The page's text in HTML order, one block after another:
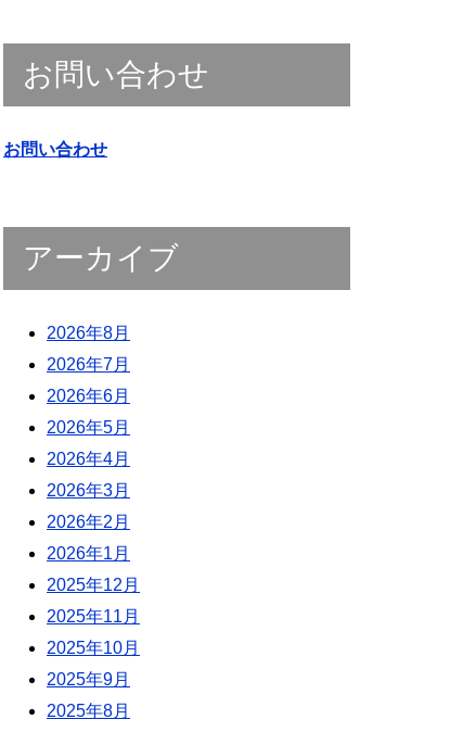
お問い合わせ
お問い合わせ
アーカイブ
2026年8月
2026年7月
2026年6月
2026年5月
2026年4月
2026年3月
2026年2月
2026年1月
2025年12月
2025年11月
2025年10月
2025年9月
2025年8月